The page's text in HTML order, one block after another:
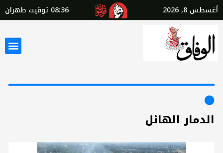
أغسطس 8, 2026 08:36 توقيت طهران
الدمار الهائل